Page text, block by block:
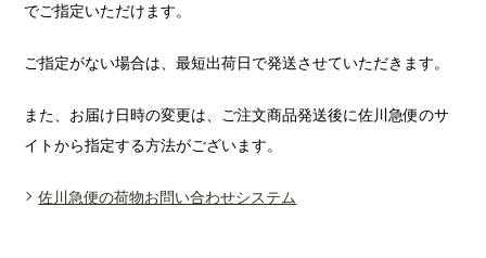
でご指定いただけます。
ご指定がない場合は、最短出荷日で発送させていただきます。
また、お届け日時の変更は、ご注文商品発送後に佐川急便のサ
イトから指定する方法がございます。
佐川急便の荷物お問い合わせシステム